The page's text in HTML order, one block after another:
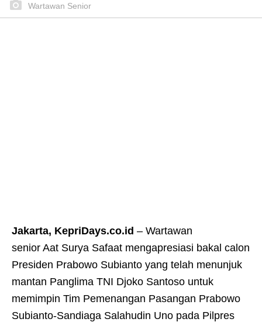
Wartawan Senior
Jakarta, KepriDays.co.id – Wartawan
senior Aat Surya Safaat mengapresiasi bakal calon
Presiden Prabowo Subianto yang telah menunjuk
mantan Panglima TNI Djoko Santoso untuk
memimpin Tim Pemenangan Pasangan Prabowo
Subianto-Sandiaga Salahudin Uno pada Pilpres